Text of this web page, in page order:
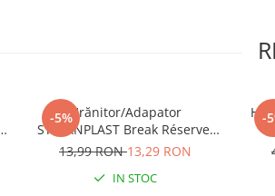
-5%Hrănitor/Adapator
STEFANPLAST Break Réserve,
Nordic Sky, 0,65L
13,99 RON13,29 RON
IN STOC
-